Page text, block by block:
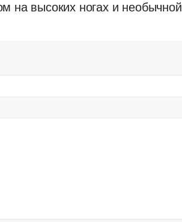
на высоких ногах и необычной